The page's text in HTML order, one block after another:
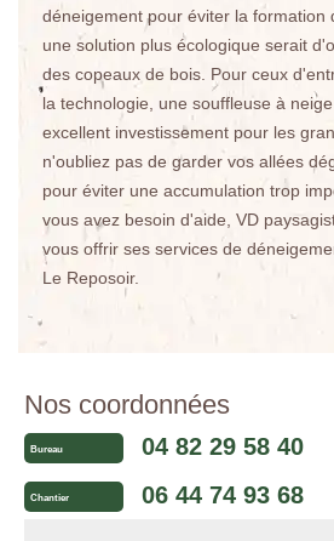
déneigement pour éviter la formation
une solution plus écologique serait
des copeaux de bois. Pour ceux
la technologie, une souffleuse à
excellent investissement pour les
n'oubliez pas de garder vos allées
pour éviter une accumulation trop
vous avez besoin d'aide, VD
vous offrir ses services de
Le Reposoir.
Nos coordonnées
Bureau 04 82 29 58 40
Chantier 06 44 74 93 68